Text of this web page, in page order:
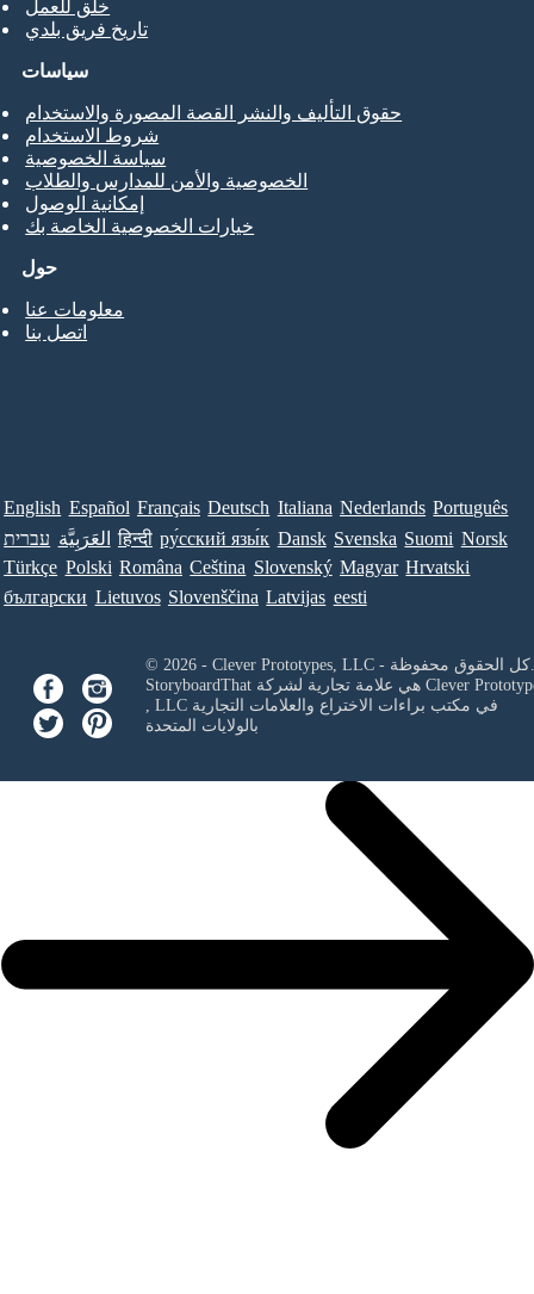
خلق للعمل
تاريخ فريق بلدي
حول
معلومات عنا
اتصل بنا
سياسات
حقوق التأليف والنشر القصة المصورة والاستخدام
شروط الاستخدام
سياسة الخصوصية
الخصوصية والأمن للمدارس والطلاب
إمكانية الوصول
خيارات الخصوصية الخاصة بك
English Español Français Deutsch Italiana Nederlands Português
עברית العَرَبِيَّة हिन्दी ру́сский язы́к Dansk Svenska Suomi Norsk
Türkçe Polski Româna Ceština Slovenský Magyar Hrvatski
български Lietuvos Slovenščina Latvijas eesti
© 2026 - Clever Prototypes, LLC - كل الحقوق محفوظة.
StoryboardThat هي علامة تجارية لشركة Clever
, LLCفي مكتب براءات الاختراع والعلامات التجارية
بالولايات المتحدة